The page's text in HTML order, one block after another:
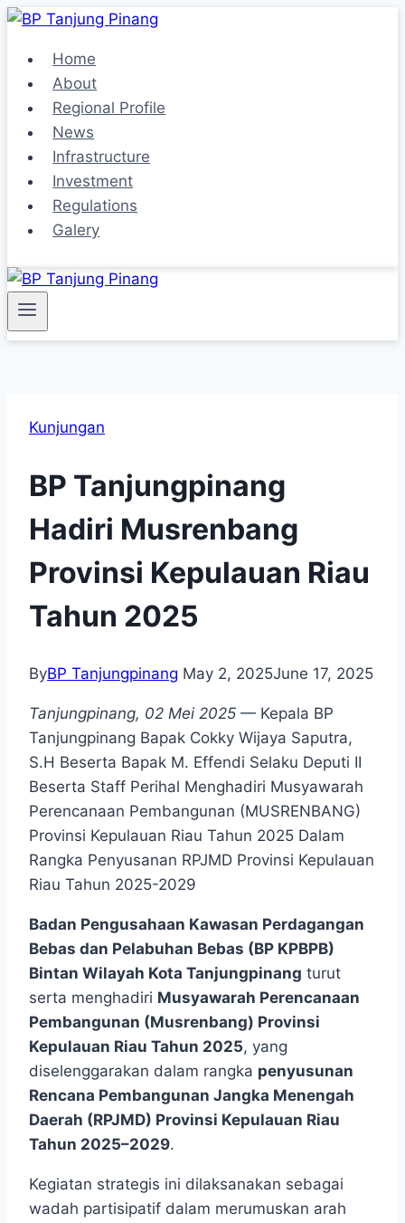
Skip
contentHome
About
Regional Profile
News
Infrastructure
Investment
Regulations
Galery
Kunjungan
BP Tanjungpinang
Hadiri Musrenbang
Provinsi Kepulauan Riau
Tahun 2025
ByBP Tanjungpinang May 2, 2025June 17, 2025
Tanjungpinang, 02 Mei 2025 — Kepala BP
Tanjungpinang Bapak Cokky Wijaya Saputra,
S.H Beserta Bapak M. Effendi Selaku Deputi II
Beserta Staff Perihal Menghadiri Musyawarah
Perencanaan Pembangunan (MUSRENBANG)
Provinsi Kepulauan Riau Tahun 2025 Dalam
Rangka Penyusanan RPJMD Provinsi Kepulauan
Riau Tahun 2025-2029
Badan Pengusahaan Kawasan Perdagangan
Bebas dan Pelabuhan Bebas (BP KPBPB)
Bintan Wilayah Kota Tanjungpinang turut
serta menghadiri Musyawarah Perencanaan
Pembangunan (Musrenbang) Provinsi
Kepulauan Riau Tahun 2025, yang
diselenggarakan dalam rangka penyusunan
Rencana Pembangunan Jangka Menengah
Daerah (RPJMD) Provinsi Kepulauan Riau
Tahun 2025–2029.
Kegiatan strategis ini dilaksanakan sebagai
wadah partisipatif dalam merumuskan arah